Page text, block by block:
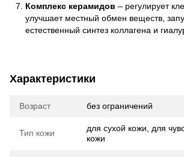
Комплекс керамидов – регулирует
улучшает местный обмен веществ,
естественный синтез коллагена и
Характеристики
Возраст без ограничений
Тип кожи
для сухой кожи, для
кожи